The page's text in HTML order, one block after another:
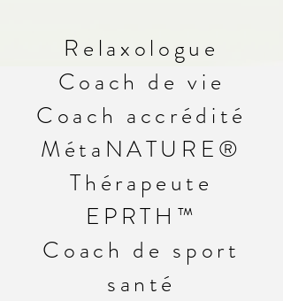
Relaxologue
Coach de vie
Coach accrédité
MétaNATURE®
Thérapeute
EPRTH™
Coach de sport
santé